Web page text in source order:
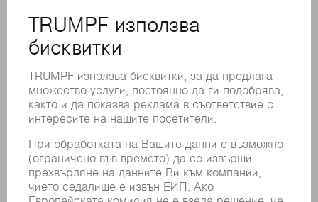
ОНЛАЙН УСЛУГИ
КОНТАКТИ
ФИЛИАЛИ
РЕГИСТРИРАНЕ ЗА БЮЛЕТИН
MYTRUMPF
ИНФОРМАЦИОННИ ЛИСТОВЕ ЗА БЕЗОПАСНОСТ
ПРОДУКТИ
МАШИНИ & СИСТЕМИ
ЛАЗЕР
СИЛОВА ЕЛЕКТРОНИКА
ЕЛЕКТРИЧЕСКИ ИНСТРУМЕНТИ
SMART FACTORY